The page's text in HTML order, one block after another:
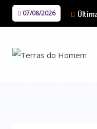
07/08/2026